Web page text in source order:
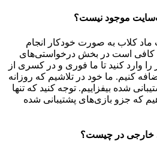
موجود نیست؟
کلاب به صورت خودکار انجام
کافی است در بخش درخواستی‌های
وارد کنید تا ما فوری و در کسری از
کنیم. ما خود در تلاشیم که روزانه
شده بیفزاییم. توجه کنید که تنها
که جزو بازی‌های پشتیبانی شده
خارجی در چیست؟